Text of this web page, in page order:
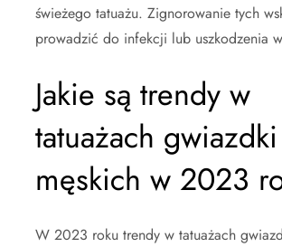
świeżego tatuażu. Zignorowanie tych
prowadzić do infekcji lub uszkodzenia
Jakie są trendy w
tatuażach gwiazdki
męskich w 2023
W 2023 roku trendy w tatuażach